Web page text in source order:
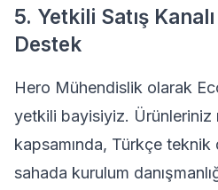
5. Yetkili Satış
Destek
Hero Mühendislik olarak
yetkili bayisiyiz. Ürünleriniz
kapsamında, Türkçe
sahada kurulum